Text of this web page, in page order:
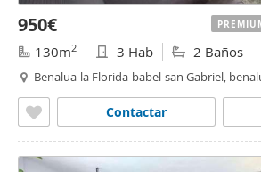
950€
130m2 3 Hab 2 Baños
Benalua-la Florida-babel-san Gabriel,
Contactar